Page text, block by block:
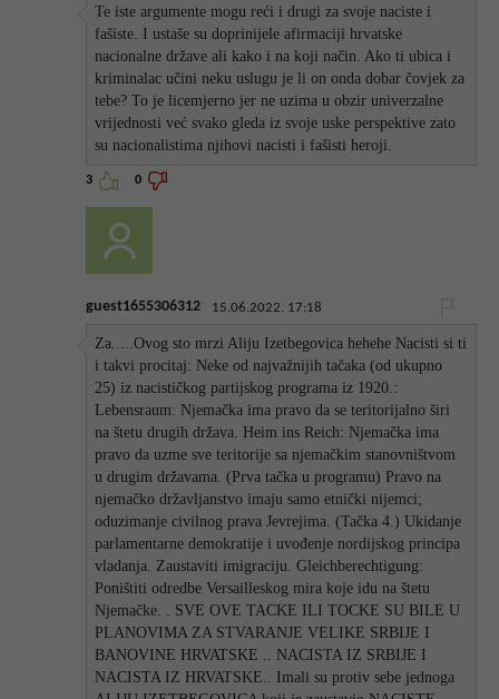
Te iste argumente mogu reći i drugi za svoje naciste i
fašiste. I ustaše su doprinijele afirmaciji hrvatske
nacionalne države ali kako i na koji način. Ako ti ubica i
kriminalac učini neku uslugu je li on onda dobar čovjek za
tebe? To je licemjerno jer ne uzima u obzir univerzalne
vrijednosti već svako gleda iz svoje uske perspektive zato
su nacionalistima njihovi nacisti i fašisti heroji.
3 0
guest1655306312 15.06.2022. 17:18
Za.....Ovog sto mrzi Aliju Izetbegovica hehehe Nacisti si ti
i takvi procitaj: Neke od najvažnijih tačaka (od ukupno
25) iz nacističkog partijskog programa iz 1920.:
Lebensraum: Njemačka ima pravo da se teritorijalno širi
na štetu drugih država. Heim ins Reich: Njemačka ima
pravo da uzme sve teritorije sa njemačkim stanovništvom
u drugim državama. (Prva tačka u programu) Pravo na
njemačko državljanstvo imaju samo etnički nijemci;
oduzimanje civilnog prava Jevrejima. (Tačka 4.) Ukidanje
parlamentarne demokratije i uvođenje nordijskog principa
vladanja. Zaustaviti imigraciju. Gleichberechtigung:
Poništiti odredbe Versailleskog mira koje idu na štetu
Njemačke. . SVE OVE TACKE ILI TOCKE SU BILE U
PLANOVIMA ZA STVARANJE VELIKE SRBIJE I
BANOVINE HRVATSKE .. NACISTA IZ SRBIJE I
NACISTA IZ HRVATSKE.. Imali su protiv sebe jednoga